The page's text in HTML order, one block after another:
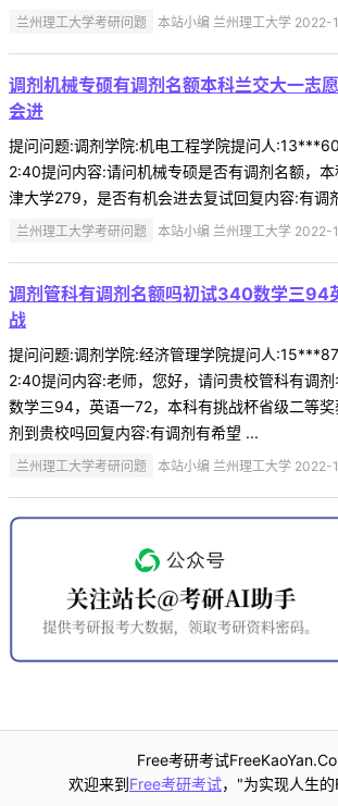
兰州理工大学考研问题 本站小编 兰州理工大学 2022-
调剂机械专硕有调剂名额本科兰交大一志
会进
提问问题:调剂学院:机电工程学院提问人
2:40提问内容:请问机械专硕是否有调剂名额，
津大学279，是否有机会进去复试回复内容:有调
兰州理工大学考研问题 本站小编 兰州理工大学 2022-
调剂管科有调剂名额吗初试340数学三94
战
提问问题:调剂学院:经济管理学院提问人
2:40提问内容:老师，您好，请问贵校管科有调剂
数学三94，英语一72，本科有挑战杯省级二等
剂到贵校吗回复内容:有调剂有希望 ...
兰州理工大学考研问题 本站小编 兰州理工大学 2022-
Free考研考试
欢迎来到Free考研考试，"为实现人生